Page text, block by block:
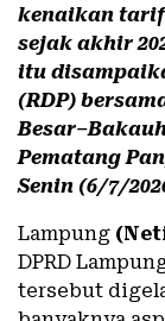
kenaikan
sejak akhir
itu
(RDP)
Pematang
Senin (6/7/
Lampung
DPRD
tersebut